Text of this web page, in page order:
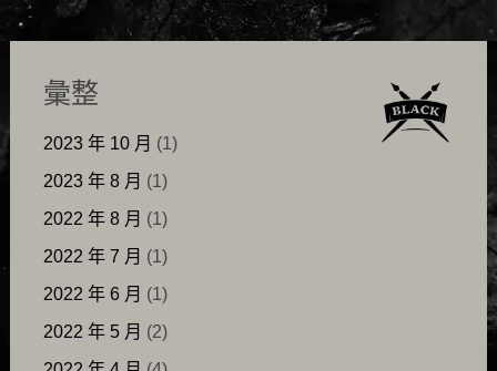
彙整
2023 年 10 月 (1)
2023 年 8 月 (1)
2022 年 8 月 (1)
2022 年 7 月 (1)
2022 年 6 月 (1)
2022 年 5 月 (2)